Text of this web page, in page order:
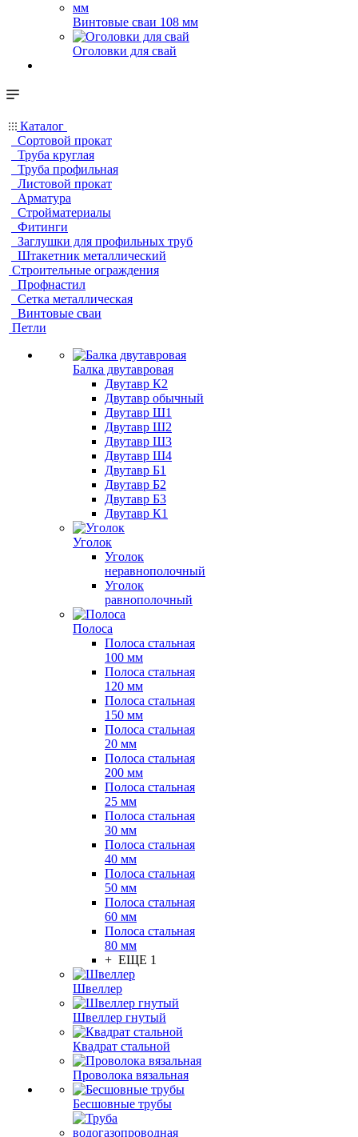
Винтовые сваи 108 мм
Оголовки для свай
Каталог
Сортовой прокат
Труба круглая
Труба профильная
Листовой прокат
Арматура
Стройматериалы
Фитинги
Заглушки для профильных труб
Штакетник металлический
Строительные ограждения
Профнастил
Сетка металлическая
Винтовые сваи
Петли
Балка двутавровая
Двутавр К2
Двутавр обычный
Двутавр Ш1
Двутавр Ш2
Двутавр Ш3
Двутавр Ш4
Двутавр Б1
Двутавр Б2
Двутавр Б3
Двутавр К1
Уголок
Уголок
неравнополочный
Уголок
равнополочный
Полоса
Полоса стальная
100 мм
Полоса стальная
120 мм
Полоса стальная
150 мм
Полоса стальная
20 мм
Полоса стальная
200 мм
Полоса стальная
25 мм
Полоса стальная
30 мм
Полоса стальная
40 мм
Полоса стальная
50 мм
Полоса стальная
60 мм
Полоса стальная
80 мм
+ ЕЩЕ 1
Швеллер
Швеллер гнутый
Квадрат стальной
Проволока вязальная
Бесшовные трубы